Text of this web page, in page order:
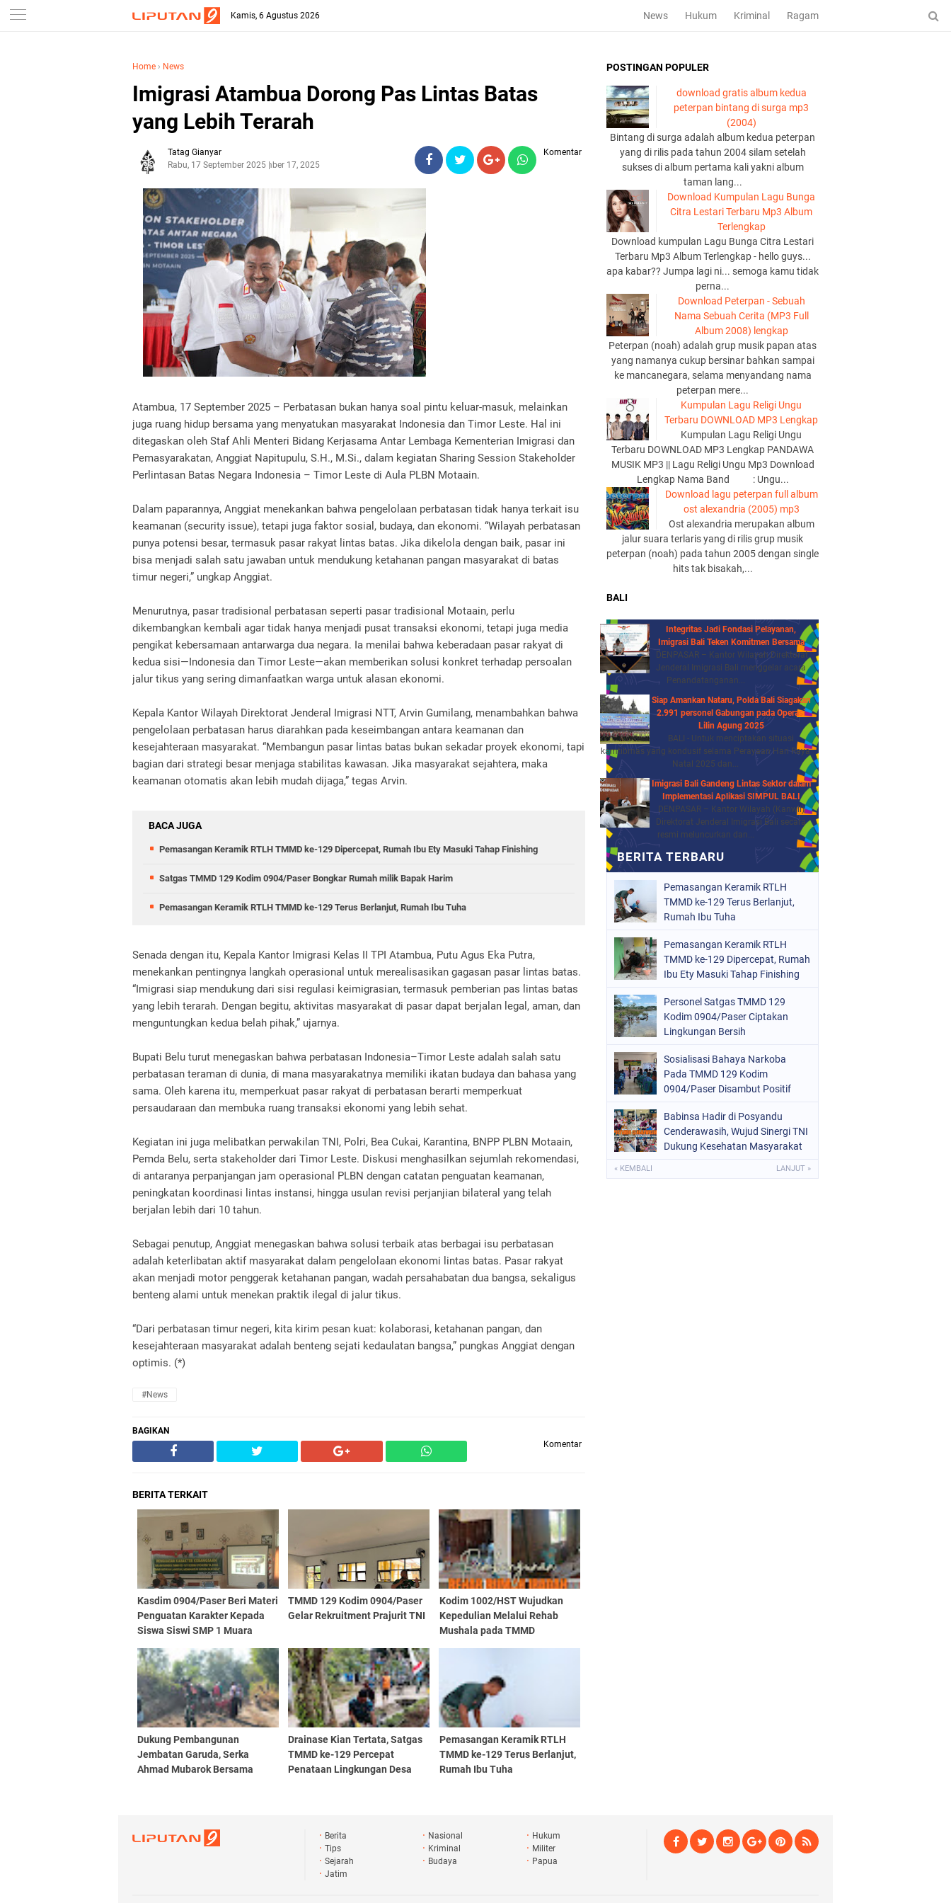
Kamis, 6 Agustus 2026 News Hukum Kriminal Ragam
Home › News
Imigrasi Atambua Dorong Pas Lintas Batas
yang Lebih Terarah
Tatag Gianyar
Rabu, 17 September 2025September 17, 2025
Komentar
Atambua, 17 September 2025 – Perbatasan bukan hanya soal pintu keluar-masuk, melainkan
juga ruang hidup bersama yang menyatukan masyarakat Indonesia dan Timor Leste. Hal ini
ditegaskan oleh Staf Ahli Menteri Bidang Kerjasama Antar Lembaga Kementerian Imigrasi dan
Pemasyarakatan, Anggiat Napitupulu, S.H., M.Si., dalam kegiatan Sharing Session Stakeholder
Perlintasan Batas Negara Indonesia – Timor Leste di Aula PLBN Motaain.
Dalam paparannya, Anggiat menekankan bahwa pengelolaan perbatasan tidak hanya terkait isu
keamanan (security issue), tetapi juga faktor sosial, budaya, dan ekonomi. “Wilayah perbatasan
punya potensi besar, termasuk pasar rakyat lintas batas. Jika dikelola dengan baik, pasar ini
bisa menjadi salah satu jawaban untuk mendukung ketahanan pangan masyarakat di batas
timur negeri,” ungkap Anggiat.
Menurutnya, pasar tradisional perbatasan seperti pasar tradisional Motaain, perlu
dikembangkan kembali agar tidak hanya menjadi pusat transaksi ekonomi, tetapi juga media
pengikat kebersamaan antarwarga dua negara. Ia menilai bahwa keberadaan pasar rakyat di
kedua sisi—Indonesia dan Timor Leste—akan memberikan solusi konkret terhadap persoalan
jalur tikus yang sering dimanfaatkan warga untuk alasan ekonomi.
Kepala Kantor Wilayah Direktorat Jenderal Imigrasi NTT, Arvin Gumilang, menambahkan bahwa
pengelolaan perbatasan harus diarahkan pada keseimbangan antara keamanan dan
kesejahteraan masyarakat. “Membangun pasar lintas batas bukan sekadar proyek ekonomi, tapi
bagian dari strategi besar menjaga stabilitas kawasan. Jika masyarakat sejahtera, maka
keamanan otomatis akan lebih mudah dijaga,” tegas Arvin.
BACA JUGA
Pemasangan Keramik RTLH TMMD ke-129 Dipercepat, Rumah Ibu Ety Masuki Tahap Finishing
Satgas TMMD 129 Kodim 0904/Paser Bongkar Rumah milik Bapak Harim
Pemasangan Keramik RTLH TMMD ke-129 Terus Berlanjut, Rumah Ibu Tuha
Senada dengan itu, Kepala Kantor Imigrasi Kelas II TPI Atambua, Putu Agus Eka Putra,
menekankan pentingnya langkah operasional untuk merealisasikan gagasan pasar lintas batas.
“Imigrasi siap mendukung dari sisi regulasi keimigrasian, termasuk pemberian pas lintas batas
yang lebih terarah. Dengan begitu, aktivitas masyarakat di pasar dapat berjalan legal, aman, dan
menguntungkan kedua belah pihak,” ujarnya.
Bupati Belu turut menegaskan bahwa perbatasan Indonesia–Timor Leste adalah salah satu
perbatasan teraman di dunia, di mana masyarakatnya memiliki ikatan budaya dan bahasa yang
sama. Oleh karena itu, memperkuat pasar rakyat di perbatasan berarti memperkuat
persaudaraan dan membuka ruang transaksi ekonomi yang lebih sehat.
Kegiatan ini juga melibatkan perwakilan TNI, Polri, Bea Cukai, Karantina, BNPP PLBN Motaain,
Pemda Belu, serta stakeholder dari Timor Leste. Diskusi menghasilkan sejumlah rekomendasi,
di antaranya perpanjangan jam operasional PLBN dengan catatan penguatan keamanan,
peningkatan koordinasi lintas instansi, hingga usulan revisi perjanjian bilateral yang telah
berjalan lebih dari 10 tahun.
Sebagai penutup, Anggiat menegaskan bahwa solusi terbaik atas berbagai isu perbatasan
adalah keterlibatan aktif masyarakat dalam pengelolaan ekonomi lintas batas. Pasar rakyat
akan menjadi motor penggerak ketahanan pangan, wadah persahabatan dua bangsa, sekaligus
benteng alami untuk menekan praktik ilegal di jalur tikus.
“Dari perbatasan timur negeri, kita kirim pesan kuat: kolaborasi, ketahanan pangan, dan
kesejahteraan masyarakat adalah benteng sejati kedaulatan bangsa,” pungkas Anggiat dengan
optimis. (*)
#News
BAGIKAN
Komentar
BERITA TERKAIT
Kasdim 0904/Paser Beri Materi
Penguatan Karakter Kepada
Siswa Siswi SMP 1 Muara
TMMD 129 Kodim 0904/Paser
Gelar Rekruitment Prajurit TNI
Kodim 1002/HST Wujudkan
Kepedulian Melalui Rehab
Mushala pada TMMD
Dukung Pembangunan
Jembatan Garuda, Serka
Ahmad Mubarok Bersama
Drainase Kian Tertata, Satgas
TMMD ke-129 Percepat
Penataan Lingkungan Desa
Pemasangan Keramik RTLH
TMMD ke-129 Terus Berlanjut,
Rumah Ibu Tuha
POSTINGAN POPULER
download gratis album kedua
peterpan bintang di surga mp3
(2004)
Bintang di surga adalah album kedua peterpan
yang di rilis pada tahun 2004 silam setelah
sukses di album pertama kali yakni album
taman lang...
Download Kumpulan Lagu Bunga
Citra Lestari Terbaru Mp3 Album
Terlengkap
Download kumpulan Lagu Bunga Citra Lestari
Terbaru Mp3 Album Terlengkap - hello guys...
apa kabar?? Jumpa lagi ni... semoga kamu tidak
perna...
Download Peterpan - Sebuah
Nama Sebuah Cerita (MP3 Full
Album 2008) lengkap
Peterpan (noah) adalah grup musik papan atas
yang namanya cukup bersinar bahkan sampai
ke mancanegara, selama menyandang nama
peterpan mere...
Kumpulan Lagu Religi Ungu
Terbaru DOWNLOAD MP3 Lengkap
Kumpulan Lagu Religi Ungu
Terbaru DOWNLOAD MP3 Lengkap PANDAWA
MUSIK MP3 || Lagu Religi Ungu Mp3 Download
Lengkap Nama Band : Ungu...
Download lagu peterpan full album
ost alexandria (2005) mp3
Ost alexandria merupakan album
jalur suara terlaris yang di rilis grup musik
peterpan (noah) pada tahun 2005 dengan single
hits tak bisakah,...
BALI
Integritas Jadi Fondasi Pelayanan,
Imigrasi Bali Teken Komitmen Bersama
DENPASAR – Kantor Wilayah Direktorat
Jenderal Imigrasi Bali menggelar acara
Penandatanganan...
Siap Amankan Nataru, Polda Bali Siagakan
2.991 personel Gabungan pada Operasi
Lilin Agung 2025
BALI - Untuk menciptakan situasi
kamtibmas yang kondusif selama Perayaan Hari Raya
Natal 2025 dan...
Imigrasi Bali Gandeng Lintas Sektor dalam
Implementasi Aplikasi SIMPUL BALI
DENPASAR – Kantor Wilayah (Kanwil)
Direktorat Jenderal Imigrasi Bali secara
resmi meluncurkan dan...
Pemasangan Keramik RTLH
TMMD ke-129 Terus Berlanjut,
Rumah Ibu Tuha
Pemasangan Keramik RTLH
TMMD ke-129 Dipercepat, Rumah
Ibu Ety Masuki Tahap Finishing
Personel Satgas TMMD 129
Kodim 0904/Paser Ciptakan
Lingkungan Bersih
Sosialisasi Bahaya Narkoba
Pada TMMD 129 Kodim
0904/Paser Disambut Positif
Babinsa Hadir di Posyandu
Cenderawasih, Wujud Sinergi TNI
Dukung Kesehatan Masyarakat
« KEMBALI LANJUT »
Berita Nasional
Hukum
Tips
Kriminal
Militer
Sejarah
Budaya
Papua
Jatim